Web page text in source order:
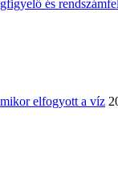
és
elfogyott a víz